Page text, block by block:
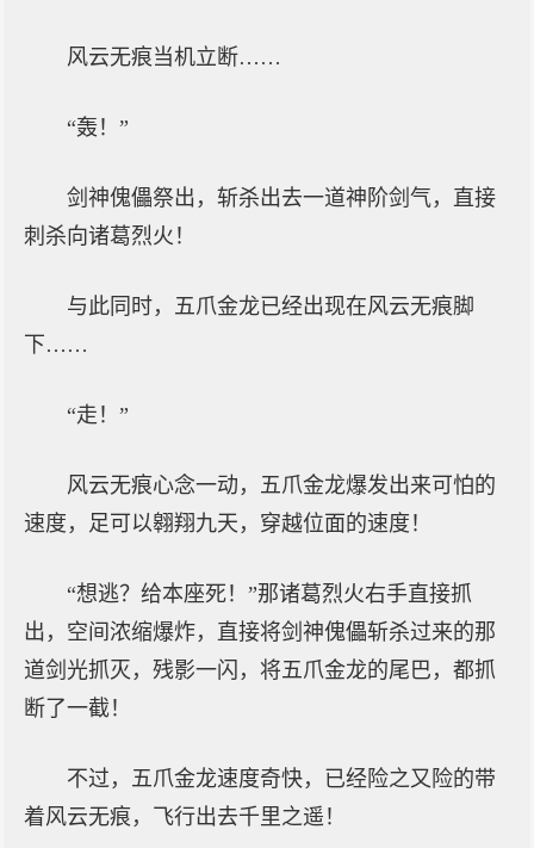
风云无痕当机立断……
“轰！”
剑神傀儡祭出，斩杀出去一道神阶剑气，直接
刺杀向诸葛烈火！
与此同时，五爪金龙已经出现在风云无痕脚
下……
“走！”
风云无痕心念一动，五爪金龙爆发出来可怕的
速度，足可以翱翔九天，穿越位面的速度！
“想逃？给本座死！”那诸葛烈火右手直接抓
出，空间浓缩爆炸，直接将剑神傀儡斩杀过来的那
道剑光抓灭，残影一闪，将五爪金龙的尾巴，都抓
断了一截！
不过，五爪金龙速度奇快，已经险之又险的带
着风云无痕，飞行出去千里之遥！